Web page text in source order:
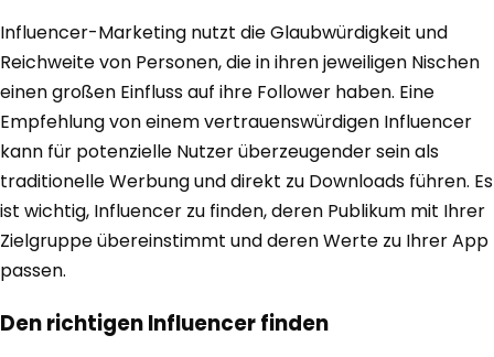
Influencer-Marketing nutzt die Glaubwürdigkeit und
Reichweite von Personen, die in ihren jeweiligen Nischen
einen großen Einfluss auf ihre Follower haben. Eine
Empfehlung von einem vertrauenswürdigen Influencer
kann für potenzielle Nutzer überzeugender sein als
traditionelle Werbung und direkt zu Downloads führen. Es
ist wichtig, Influencer zu finden, deren Publikum mit Ihrer
Zielgruppe übereinstimmt und deren Werte zu Ihrer App
passen.
Den richtigen Influencer finden